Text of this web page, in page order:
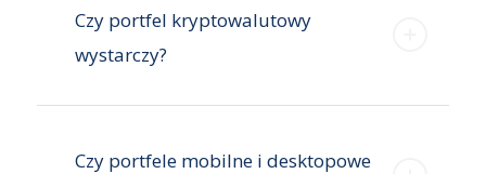
Czy portfel kryptowalutowy
wystarczy?
Czy portfele mobilne i desktopowe